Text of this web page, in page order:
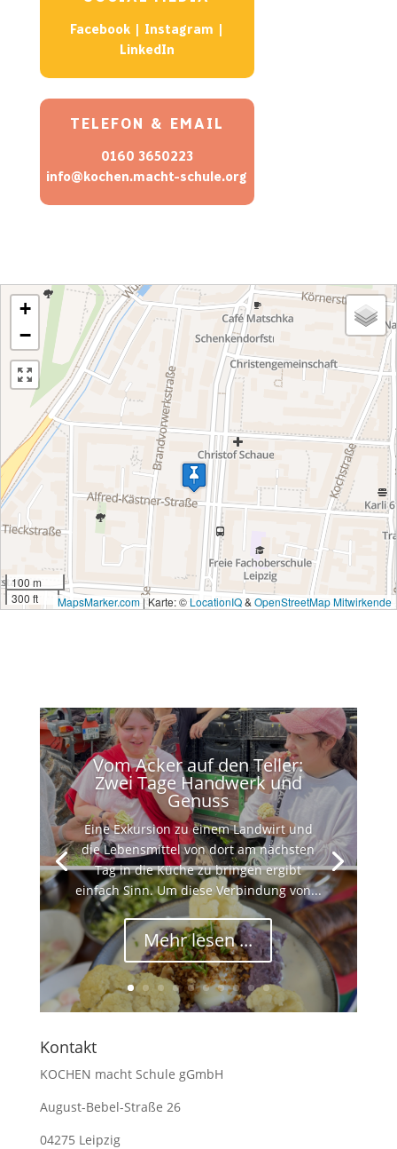
Facebook| Instagram
LinkedIn
TELEFON & EMAIL
0160 3650223
info@kochen.macht-schule.org
+
−
100 m
300 ft
MapsMarker.com |Karte: © LocationIQ& OpenStreetMap Mitwirkende
Vom Acker auf den Teller:
Zwei Tage Handwerk und
Genuss
Eine Exkursion zu einem Landwirt und
die Lebensmittel von dort am nächsten
Tag in die Küche zu bringen ergibt
einfach Sinn. Um diese Verbindung von...
Mehr lesen ...
Kontakt
KOCHEN macht Schule gGmbH
August-Bebel-Straße 26
04275 Leipzig